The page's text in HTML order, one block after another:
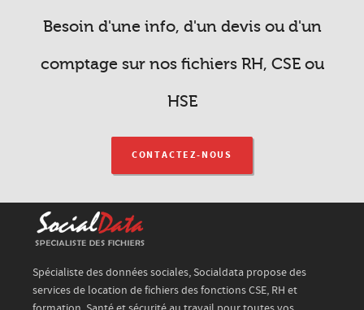
Besoin d'une info, d'un devis ou d'un
comptage sur nos fichiers RH, CSE ou
HSE
CONTACTEZ-NOUS
Spécialiste des données sociales, Socialdata propose des
services de location de fichiers des fonctions CSE, RH et